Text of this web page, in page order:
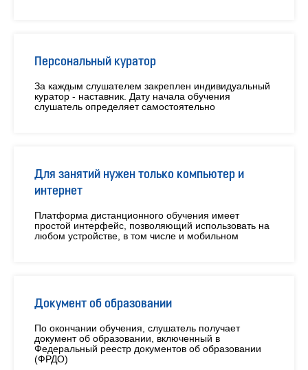
Персональный куратор
За каждым слушателем закреплен индивидуальный
куратор - наставник. Дату начала обучения
слушатель определяет самостоятельно
Для занятий нужен только компьютер и
интернет
Платформа дистанционного обучения имеет
простой интерфейс, позволяющий использовать на
любом устройстве, в том числе и мобильном
Документ об образовании
По окончании обучения, слушатель получает
документ об образовании, включенный в
Федеральный реестр документов об образовании
(ФРДО)